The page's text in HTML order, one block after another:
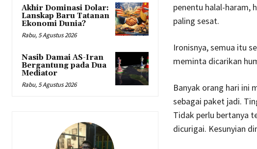
Akhir Dominasi Dolar:
Lanskap Baru Tatanan
Ekonomi Dunia?
Rabu, 5 Agustus 2026
Nasib Damai AS-Iran
Bergantung pada Dua
Mediator
Rabu, 5 Agustus 2026
penentu halal-haram,
paling sesat.
Ironisnya, semua itu
meminta dicarikan
Banyak orang hari ini
sebagai paket jadi.
Tidak perlu bertanya
dicurigai. Kesunyian